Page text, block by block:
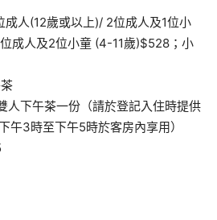
人(12歲或以上)/ 2位成人及1位小
成人及2位小童 (4-11歲)$528；小
人下午茶一份（請於登記入住時提供
午3時至下午5時於客房內享用）